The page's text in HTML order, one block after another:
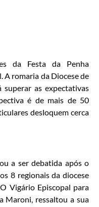
da Festa da Penha
A romaria da Diocese de
as expectativas
é de mais de 50
desloquem cerca
a ser debatida após o
8 regionais da diocese
Vigário Episcopal para
Maroni, ressaltou a sua